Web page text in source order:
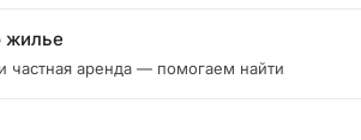
жилье
аренда — помогаем найти